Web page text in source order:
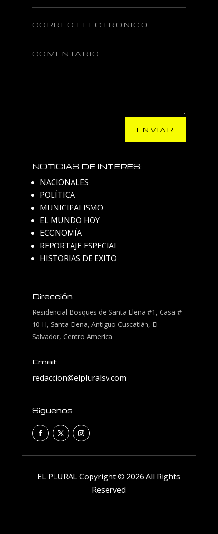
ENVIAR
NOTICIAS DE INTERES:
NACIONALES
POLÍTICA
MUNICIPALISMO
EL MUNDO HOY
ECONOMÍA
REPORTAJE ESPECIAL
HISTORIAS DE EXITO
Dirección:
Residencial Bosques de Santa Elena #1, Casa #
10 H, Santa Elena, Antiguo Cuscatlán, El
Salvador, Centro America
Email:
redaccion@elpluralsv.com
Siguenos
EL PLURAL Copyright © 2026 All Rights
Reserved